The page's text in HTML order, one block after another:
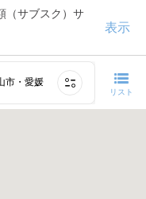
（サブスク）サ
表示
市・愛媛
リスト
る